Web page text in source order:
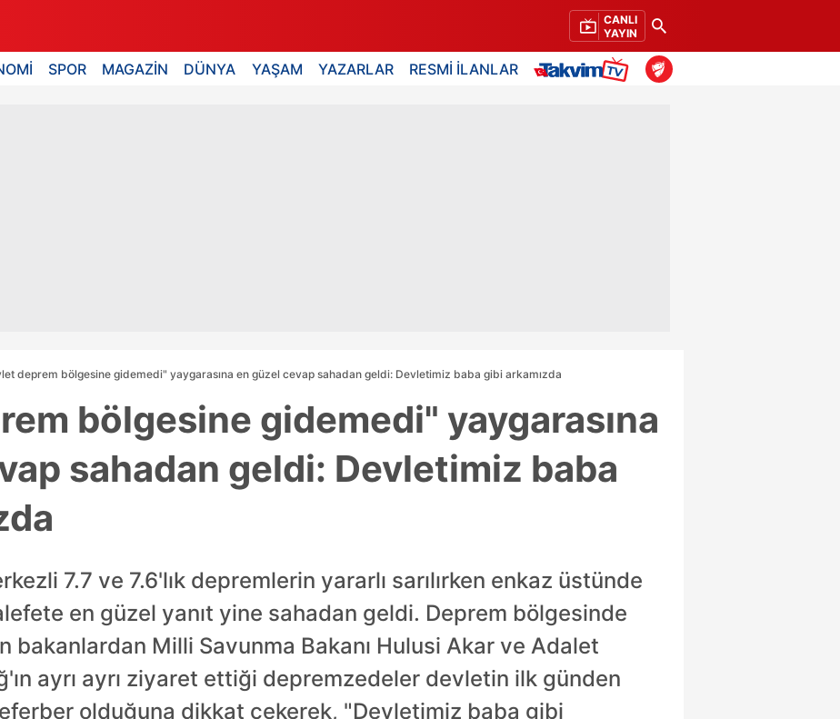
CANLI
YAYIN
SPOR MAGAZİN DÜNYA YAŞAM YAZARLAR RESMİ İLANLAR
deprem bölgesine gidemedi" yaygarasına en güzel cevap sahadan geldi: Devletimiz baba gibi arkamızda
bölgesine gidemedi" yaygarasına
sahadan geldi: Devletimiz baba
7.7 ve 7.6'lık depremlerin yararlı sarılırken enkaz üstünde
en güzel yanıt yine sahadan geldi. Deprem bölgesinde
bakanlardan Milli Savunma Bakanı Hulusi Akar ve Adalet
ayrı ayrı ziyaret ettiği depremzedeler devletin ilk günden
olduğuna dikkat çekerek, "Devletimiz baba gibi